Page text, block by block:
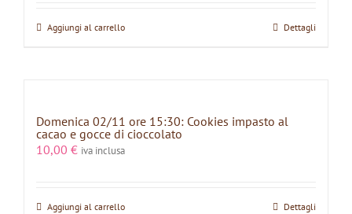
Aggiungi al carrello Dettagli
Domenica 02/11 ore 15:30: Cookies impasto al
cacao e gocce di cioccolato
10,00 € iva inclusa
Aggiungi al carrello Dettagli